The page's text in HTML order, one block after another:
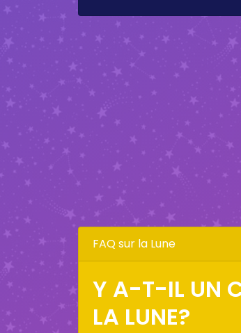
FAQ sur la Lune
Y A-T-IL UN
LA LUNE?